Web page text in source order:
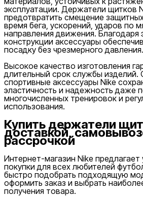
Nike Tashkent City Mall
эксплуатации. Держатели щитков
предотвратить смещение
время бега, ускорений, ударов по
направления движения. Благодаря
конструкции аксессуары
посадку без чрезмерного давления.
Высокое качество изготовления
длительный срок службы изделий.
спортивные аксессуары Nike
эластичность и надежность даже
многочисленных тренировок и
использования.
Купить держатели
доставкой,
рассрочкой
Интернет-магазин Nike
покупки для всех любителей
быстро подобрать подходящую
оформить заказ и выбрать
получения товара.